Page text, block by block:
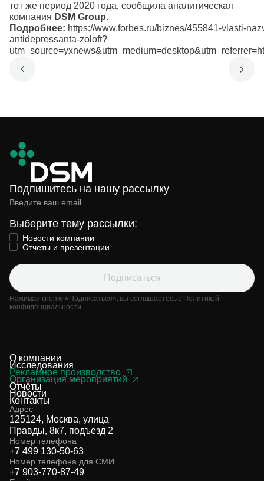
тот же период 2020 года, сообщила аналитическая
компания DSM Group.
Подробнее: https://www.forbes.ru/biznes/455841-vlasti-
antidepressanta-zoloft?
Подпишитесь на нашу рассылку
Выберите тему рассылки:
Новости компании
Отчеты и презентации
Подписаться
Нажимая кнопку «Подписаться», вы соглашаетесь с Политикой
конфиденциальности
О компании
Исследования
Рекламное производство
Организация мероприятий
Отчёты
Новости
Контакты
Адрес
125124, Москва, улица
Правды, 8к7, подъезд 2
Номер телефона
+7 499 130-50-63
Номер телефона для СМИ
+7 903-770-87-49